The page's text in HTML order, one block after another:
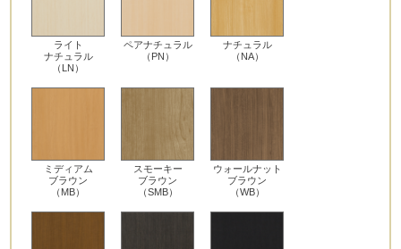
ライト
ナチュラル
（LN）
ペアナチュラル
（PN）
ナチュラル
（NA）
ミディアム
ブラウン
（MB）
スモーキー
ブラウン
（SMB）
ウォールナット
ブラウン
（WB）